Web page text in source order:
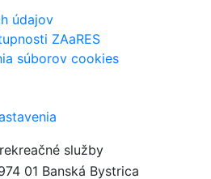
údajov
ZAaRES
súborov cookies
služby
01 Banská Bystrica